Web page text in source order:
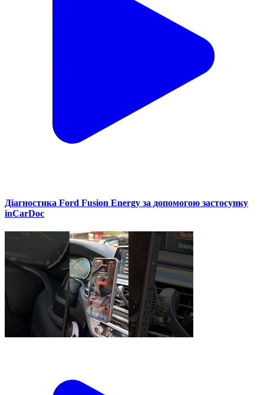
Діагностика Ford Fusion Energy за допомогою застосунку
inCarDoc